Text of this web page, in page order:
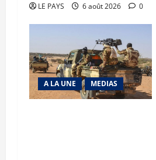
LE PAYS 6 août 2026 0
A LA UNE MEDIAS